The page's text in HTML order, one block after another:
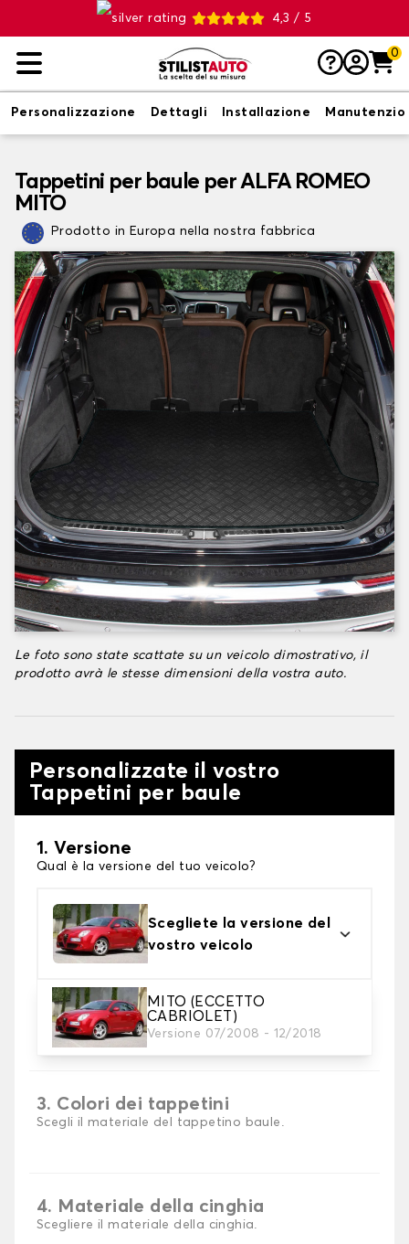
4,3 / 5
0
Personalizzazione Dettagli Installazione
Tappetini per baule per ALFA ROMEO
MITO
Prodotto in Europa nella nostra fabbrica
Le foto sono state scattate su un veicolo dimostrativo, il
prodotto avrà le stesse dimensioni della vostra auto.
Personalizzate il vostro
Tappetini per baule
1. Versione
Qual è la versione del tuo veicolo?
Scegliete la versione del
vostro veicolo
MITO (ECCETTO
CABRIOLET)
Versione 07/2008 - 12/2018
2. Materiale
scegli il materiale del tappetini per baule
3. Colori dei tappetini
Scegli il materiale del tappetino baule.
4. Materiale della cinghia
Scegliere il materiale della cinghia.